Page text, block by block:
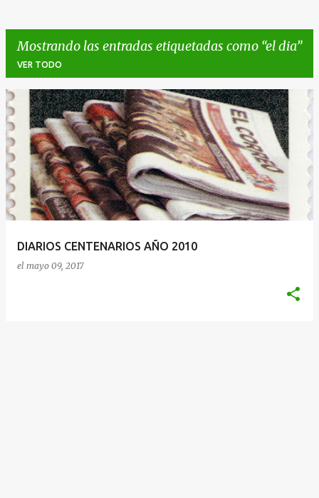
Mostrando las entradas etiquetadas como el dia
VER TODO
E
n
t
r
a
d
DIARIOS CENTENARIOS AÑO 2010
el mayo 09, 2017